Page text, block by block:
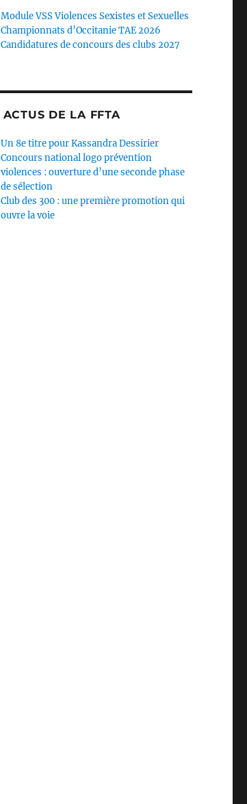
Module VSS Violences Sexistes et Sexuelles
Championnats d’Occitanie TAE 2026
Candidatures de concours des clubs 2027
ACTUS DE LA FFTA
Un 8e titre pour Kassandra Dessirier
Concours national logo prévention
violences : ouverture d’une seconde phase
de sélection
Club des 300 : une première promotion qui
ouvre la voie